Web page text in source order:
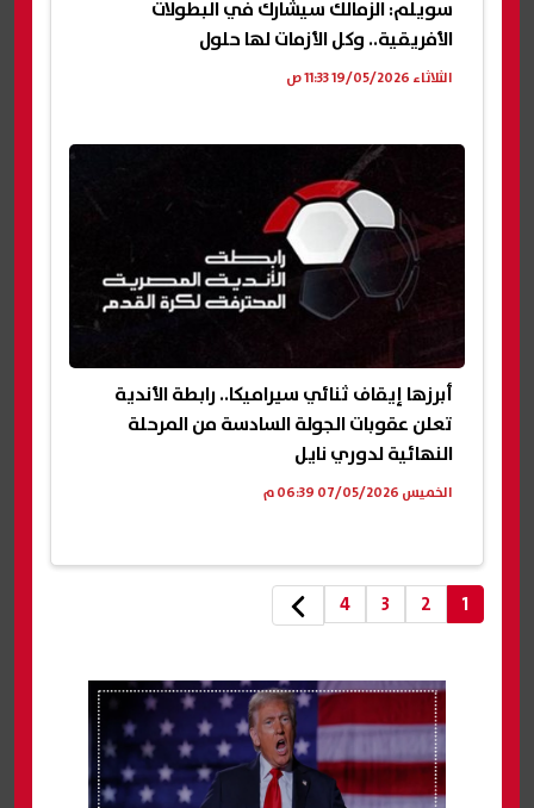
سويلم: الزمالك سيشارك في البطولات
الأفريقية.. وكل الأزمات لها حلول
الثلاثاء 19/05/2026 11:33 ص
أبرزها إيقاف ثنائي سيراميكا.. رابطة الأندية
تعلن عقوبات الجولة السادسة من المرحلة
النهائية لدوري نايل
الخميس 07/05/2026 06:39 م
1
2
3
4